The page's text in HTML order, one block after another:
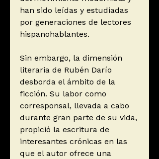
han sido leídas y estudiadas
por generaciones de lectores
hispanohablantes.
Sin embargo, la dimensión
literaria de Rubén Darío
desborda el ámbito de la
ficción. Su labor como
corresponsal, llevada a cabo
durante gran parte de su vida,
propició la escritura de
interesantes crónicas en las
que el autor ofrece una